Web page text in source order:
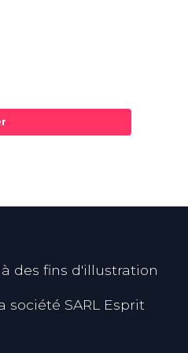
des fins d'illustration
SARL Esprit